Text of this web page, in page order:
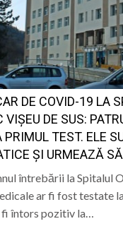
DE COVID-19 LA
VIȘEU DE SUS:
PRIMUL TEST. ELE
ȘI URMEAZĂ
întrebării la Spitalul
ar fi fost testate
întors pozitiv la…